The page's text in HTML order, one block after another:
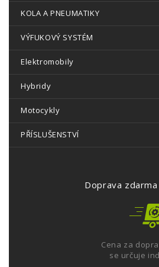
KOLA A PNEUMATIKY
VÝFUKOVÝ SYSTÉM
Elektromobily
Hybridy
Motocykly
PŘÍSLUŠENSTVÍ
Doprava
Cena za
se určuje